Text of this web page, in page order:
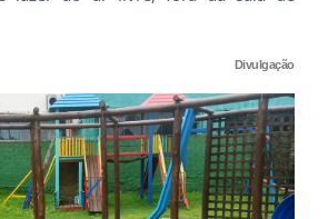
Divulgação